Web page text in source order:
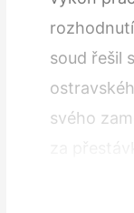
soud řešil
svého